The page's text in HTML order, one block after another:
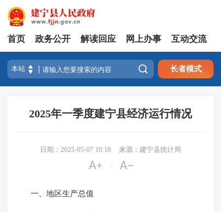
首页 政务公开 解读回应 网上办事 互动交流
 长者模式
2025年一季度建宁县经济运行情况
日期：2025-05-07 10:18 来源：建宁县统计局
 
一、地区生产总值